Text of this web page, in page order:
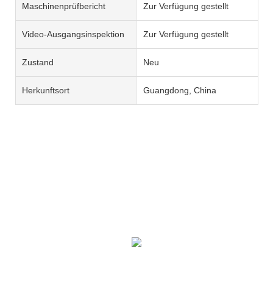
Maschinenprüfbericht Zur Verfügung gestellt
Video-Ausgangsinspektion Zur Verfügung gestellt
Zustand Neu
Herkunftsort Guangdong, China